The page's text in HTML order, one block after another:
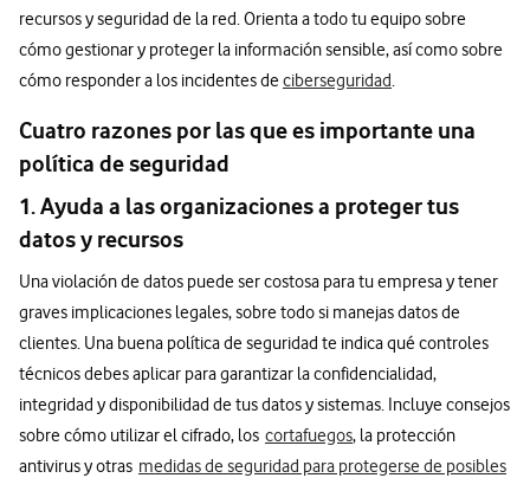
recursos y seguridad de la red. Orienta a todo tu equipo sobre
cómo gestionar y proteger la información sensible, así como sobre
cómo responder a los incidentes deciberseguridad.
Cuatro razones por las que es importante una
política de seguridad
1. Ayuda a las organizaciones a proteger tus
datos y recursos
Una violación de datos puede ser costosa para tu empresa y tener
graves implicaciones legales, sobre todo si manejas datos de
clientes. Una buena política de seguridad te indica qué controles
técnicos debes aplicar para garantizar la confidencialidad,
integridad y disponibilidad de tus datos y sistemas. Incluye consejos
sobre cómo utilizar el cifrado, los cortafuegos, la protección
antivirus y otras medidas de seguridad para protegerse de posibles